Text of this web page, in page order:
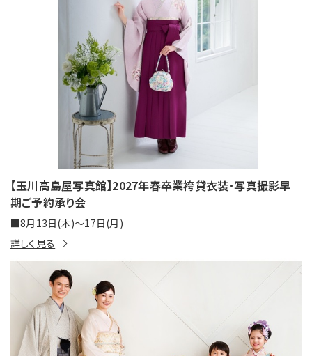
【玉川高島屋写真館】2027年春卒業袴貸衣装・写真撮影早
期ご予約承り会
■8月13日(木)～17日(月)
詳しく見る